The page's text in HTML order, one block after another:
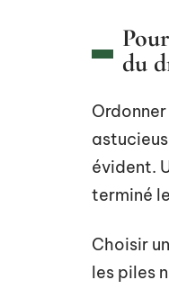
du
évident.
terminé
Choisir
les piles